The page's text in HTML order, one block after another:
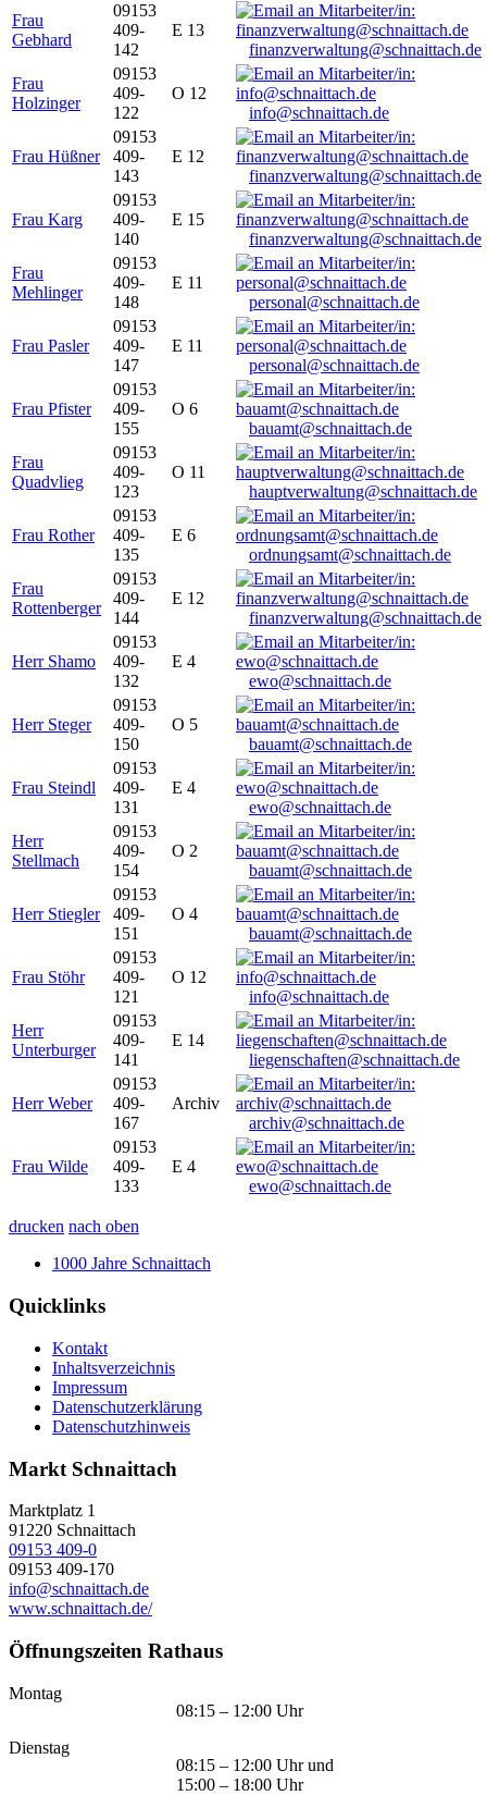
Frau
Gebhard
09153
409-
142
E 13
finanzverwaltung@schnaittach.de
Frau
Holzinger
09153
409-
122
O 12
info@schnaittach.de
Frau Hüßner
09153
409-
143
E 12
finanzverwaltung@schnaittach.de
Frau Karg
09153
409-
140
E 15
finanzverwaltung@schnaittach.de
Frau
Mehlinger
09153
409-
148
E 11
personal@schnaittach.de
Frau Pasler
09153
409-
147
E 11
personal@schnaittach.de
Frau Pfister
09153
409-
155
O 6
bauamt@schnaittach.de
Frau
Quadvlieg
09153
409-
123
O 11
hauptverwaltung@schnaittach.de
Frau Rother
09153
409-
135
E 6
ordnungsamt@schnaittach.de
Frau
Rottenberger
09153
409-
144
E 12
finanzverwaltung@schnaittach.de
Herr Shamo
09153
409-
132
E 4
ewo@schnaittach.de
Herr Steger
09153
409-
150
O 5
bauamt@schnaittach.de
Frau Steindl
09153
409-
131
E 4
ewo@schnaittach.de
Herr
Stellmach
09153
409-
154
O 2
bauamt@schnaittach.de
Herr Stiegler
09153
409-
151
O 4
bauamt@schnaittach.de
Frau Stöhr
09153
409-
121
O 12
info@schnaittach.de
Herr
Unterburger
09153
409-
141
E 14
liegenschaften@schnaittach.de
Herr Weber
09153
409-
167
Archiv
archiv@schnaittach.de
Frau Wilde
09153
409-
133
E 4
ewo@schnaittach.de
drucken nach oben
1000 Jahre Schnaittach
Quicklinks
Kontakt
Inhaltsverzeichnis
Impressum
Datenschutzerklärung
Datenschutzhinweis
Markt Schnaittach
Marktplatz 1
91220 Schnaittach
09153 409-0
09153 409-170
info@schnaittach.de
www.schnaittach.de/
Öffnungszeiten Rathaus
Montag
08:15 – 12:00 Uhr
Dienstag
08:15 – 12:00 Uhr und
15:00 – 18:00 Uhr